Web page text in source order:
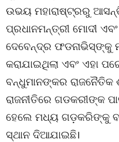
ଉଭୟ ମହାରାଷ୍ଟ୍ରରୁ
ପ୍ରଧାନମନ୍ତ୍ରୀ ମୋଦୀ
ଦେବେନ୍ଦ୍ର ଫଡନାଭିସ୍‌ଙ୍କୁ
କରାଯାଇଥିଲା ଏବଂ ଏହା
ବନ୍ଧୁମାନଙ୍କର ରାଜନୈତିକ
ରାଜନୀତିରେ ଗଡକରୀଙ୍କ
ହେଲେ ମଧ୍ୟ ଗଡ଼କରିଙ୍କୁ
ସ୍ଥାନ ଦିଆଯାଇଛି।